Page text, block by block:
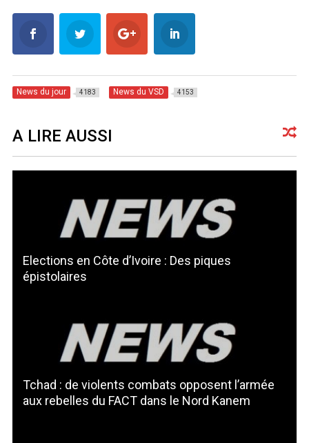
News du jour 4183 News du VSD 4153
A LIRE AUSSI
Elections en Côte d’Ivoire : Des piques
épistolaires
Tchad : de violents combats opposent l’armée
aux rebelles du FACT dans le Nord Kanem